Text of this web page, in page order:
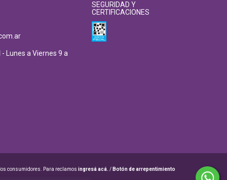
Lunes a Viernes 9 a
SEGURIDAD Y
CERTIFICACIONES
consumidores. Para reclamos ingresá acá. / Botón de arrepentimiento